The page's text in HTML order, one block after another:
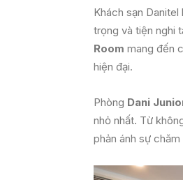
Khách sạn Danitel
trọng và tiện nghi
Room mang đến
hiện đại.
Phòng Dani
nhỏ nhất. Từ
phản ánh sự